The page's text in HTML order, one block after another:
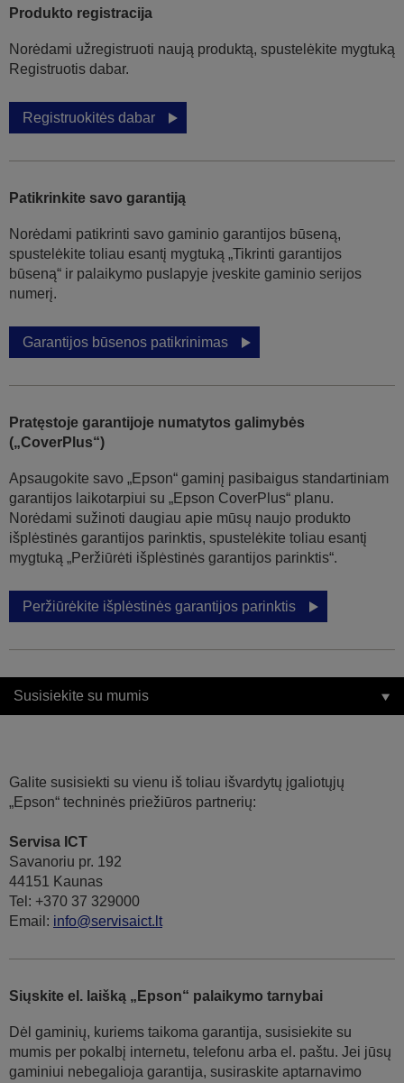
Produkto registracija
Norėdami užregistruoti naują produktą, spustelėkite mygtuką
Registruotis dabar.
Registruokitės dabar
Patikrinkite savo garantiją
Norėdami patikrinti savo gaminio garantijos būseną,
spustelėkite toliau esantį mygtuką „Tikrinti garantijos
būseną“ ir palaikymo puslapyje įveskite gaminio serijos
numerį.
Garantijos būsenos patikrinimas
Pratęstoje garantijoje numatytos galimybės
(„CoverPlus“)
Apsaugokite savo „Epson“ gaminį pasibaigus standartiniam
garantijos laikotarpiui su „Epson CoverPlus“ planu.
Norėdami sužinoti daugiau apie mūsų naujo produkto
išplėstinės garantijos parinktis, spustelėkite toliau esantį
mygtuką „Peržiūrėti išplėstinės garantijos parinktis“.
Peržiūrėkite išplėstinės garantijos parinktis
Susisiekite su mumis
Galite susisiekti su vienu iš toliau išvardytų įgaliotųjų
„Epson“ techninės priežiūros partnerių:
Servisa ICT
Savanoriu pr. 192
44151 Kaunas
Tel: +370 37 329000
Email: info@servisaict.lt
Siųskite el. laišką „Epson“ palaikymo tarnybai
Dėl gaminių, kuriems taikoma garantija, susisiekite su
mumis per pokalbį internetu, telefonu arba el. paštu. Jei jūsų
gaminiui nebegalioja garantija, susiraskite aptarnavimo